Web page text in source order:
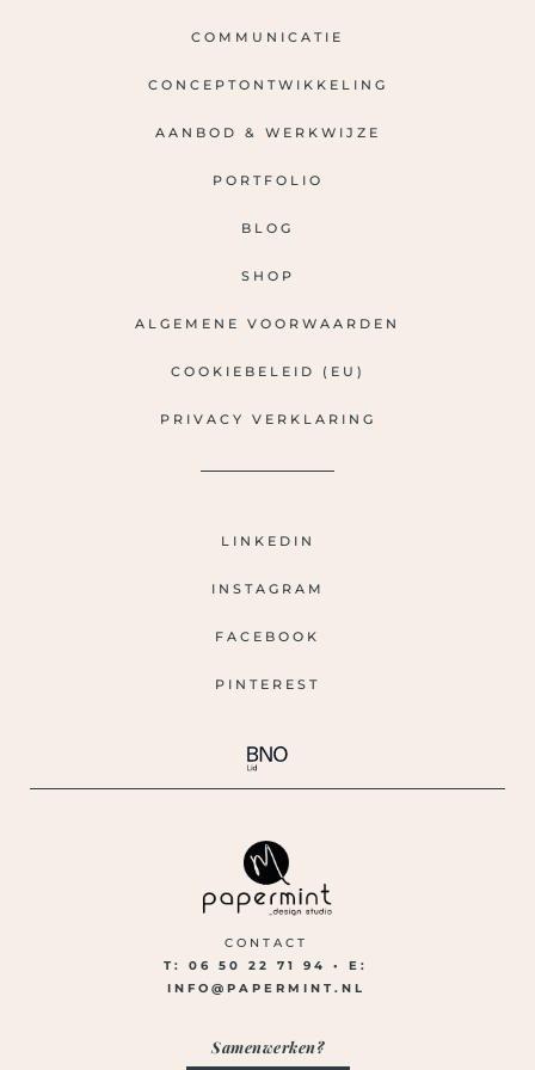
COMMUNICATIE
CONCEPTONTWIKKELING
AANBOD & WERKWIJZE
PORTFOLIO
BLOG
SHOP
ALGEMENE VOORWAARDEN
COOKIEBELEID (EU)
PRIVACY VERKLARING
LINKEDIN
INSTAGRAM
FACEBOOK
PINTEREST
CONTACT
T: 06 50 22 71 94 •E:
INFO@PAPERMINT.NL
Samenwerken?